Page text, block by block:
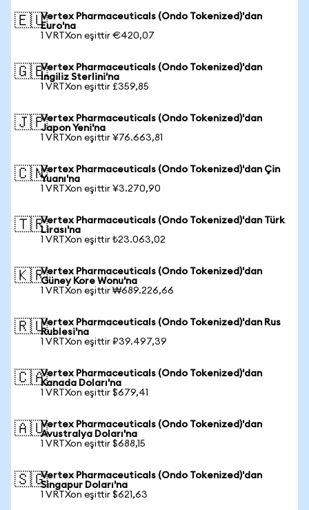
🇪🇺Vertex Pharmaceuticals (Ondo Tokenized)'dan
Euro'na
1 VRTXon eşittir €420,07
🇬🇧Vertex Pharmaceuticals (Ondo Tokenized)'dan
İngiliz Sterlini'na
1 VRTXon eşittir £359,85
🇯🇵Vertex Pharmaceuticals (Ondo Tokenized)'dan
Japon Yeni'na
1 VRTXon eşittir ¥76.663,81
🇨🇳Vertex Pharmaceuticals (Ondo Tokenized)'dan Çin
Yuanı'na
1 VRTXon eşittir ¥3.270,90
🇹🇷Vertex Pharmaceuticals (Ondo Tokenized)'dan Türk
Lirası'na
1 VRTXon eşittir ₺23.063,02
🇰🇷Vertex Pharmaceuticals (Ondo Tokenized)'dan
Güney Kore Wonu'na
1 VRTXon eşittir ₩689.226,66
🇷🇺Vertex Pharmaceuticals (Ondo Tokenized)'dan Rus
Rublesi'na
1 VRTXon eşittir ₽39.497,39
🇨🇦Vertex Pharmaceuticals (Ondo Tokenized)'dan
Kanada Doları'na
1 VRTXon eşittir $679,41
🇦🇺Vertex Pharmaceuticals (Ondo Tokenized)'dan
Avustralya Doları'na
1 VRTXon eşittir $688,15
🇸🇬Vertex Pharmaceuticals (Ondo Tokenized)'dan
Singapur Doları'na
1 VRTXon eşittir $621,63